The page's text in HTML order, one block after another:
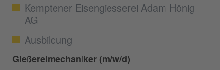
Kemptener Eisengiesserei Adam Hönig
AG
Ausbildung
Gießereimechaniker (m/w/d)